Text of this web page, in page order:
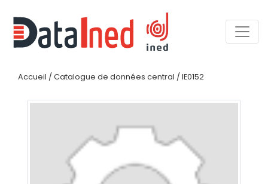
Accueil / Catalogue de données central / IE0152